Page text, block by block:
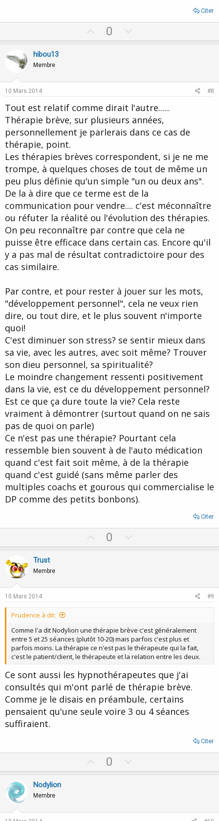
Citer
p
0
o
e
hibou13
Membre
10 Mars 2014 #8
Tout est relatif comme dirait l'autre......
Thérapie brève, sur plusieurs années,
personnellement je parlerais dans ce cas de
thérapie, point.
Les thérapies brèves correspondent, si je ne me
trompe, à quelques choses de tout de même un
peu plus définie qu'un simple "un ou deux ans".
De la à dire que ce terme est de la
communication pour vendre.... c'est méconnaître
ou réfuter la réalité ou l'évolution des thérapies.
On peu reconnaître par contre que cela ne
puisse être efficace dans certain cas. Encore qu'il
y a pas mal de résultat contradictoire pour des
cas similaire.
Par contre, et pour rester à jouer sur les mots,
"développement personnel", cela ne veux rien
dire, ou tout dire, et le plus souvent n'importe
quoi!
C'est diminuer son stress? se sentir mieux dans
sa vie, avec les autres, avec soit même? Trouver
son dieu personnel, sa spiritualité?
Le moindre changement ressenti positivement
dans la vie, est ce du développement personnel?
Est ce que ça dure toute la vie? Cela reste
vraiment à démontrer (surtout quand on ne sais
pas de quoi on parle)
Ce n'est pas une thérapie? Pourtant cela
ressemble bien souvent à de l'auto médication
quand c'est fait soit même, à de la thérapie
quand c'est guidé (sans même parler des
multiples coachs et gourous qui commercialise le
DP comme des petits bonbons).
Citer
p
t
0
o
v
Trust
Membre
10 Mars 2014 #9
Prudence à dit:
Comme l'a dit Nodylion une thérapie brève c'est généralement
entre 5 et 25 séances (plutôt 10-20) mais parfois c'est plus et
parfois moins. La thérapie ce n'est pas le thérapeute qui la fait,
c'est le patient/client, le thérapeute et la relation entre les deux.
Ce sont aussi les hypnothérapeutes que j'ai
consultés qui m'ont parlé de thérapie brève.
Comme je le disais en préambule, certains
pensaient qu'une seule voire 3 ou 4 séances
suffiraient.
Citer
p
0
o
Nodylion
Membre